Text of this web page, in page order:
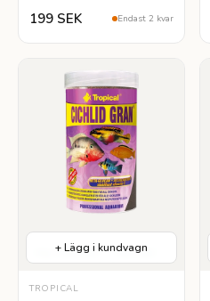
199 SEK Endast 2 kvar
Hög Proteinhalt Lättsmält
+ Lägg i kundvagn
TROPICAL